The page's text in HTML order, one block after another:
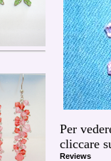
Per
cliccare
Reviews